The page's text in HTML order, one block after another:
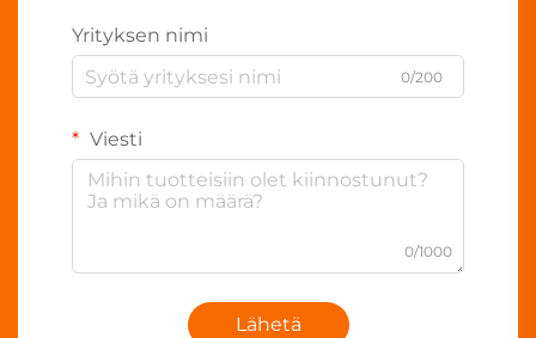
Yrityksen nimi
0/200
Viesti
0/1000
Lähetä